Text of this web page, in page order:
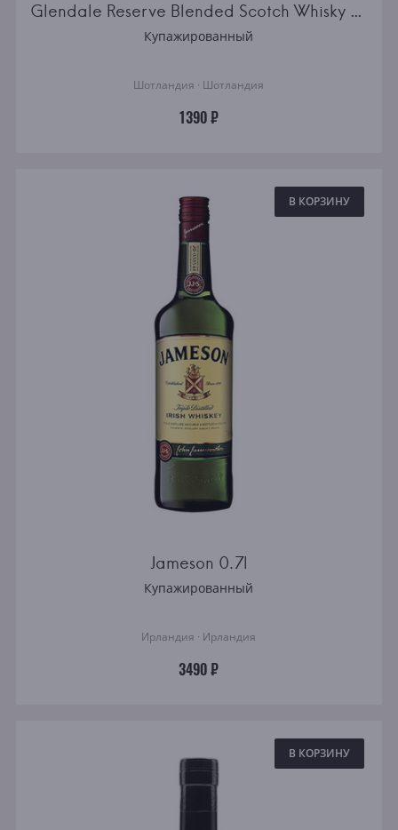
15 лет
Glendale Reserve Blended Scotch Whisky 0.5l
Купажированный
Шотландия · Шотландия
1390 ₽
В КОРЗИНУ
Jameson 0.7l
Купажированный
Ирландия · Ирландия
3490 ₽
В КОРЗИНУ